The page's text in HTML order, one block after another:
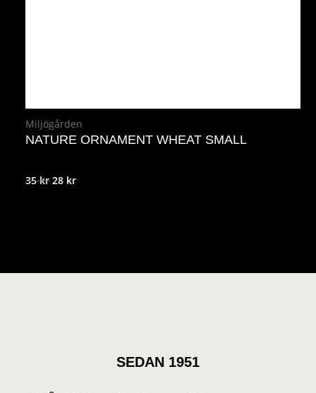
Miljögården
NATURE ORNAMENT WHEAT SMALL
35krDet
28 krDet
SEDAN 1951